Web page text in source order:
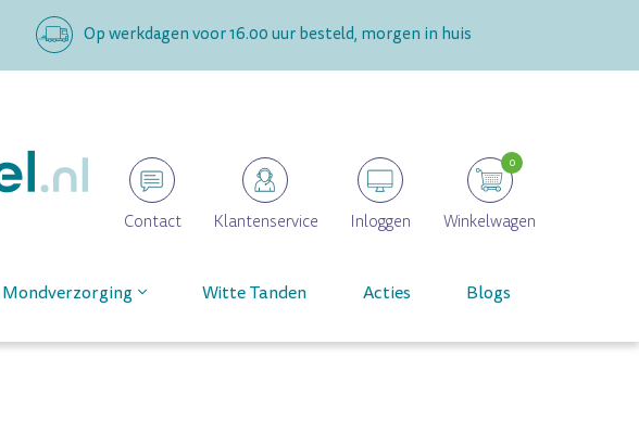
Op werkdagen voor 16.00 uur besteld, morgen in huis
Contact Klantenservice Inloggen Winkelwagen
0
Mondverzorging Witte Tanden Acties Blogs